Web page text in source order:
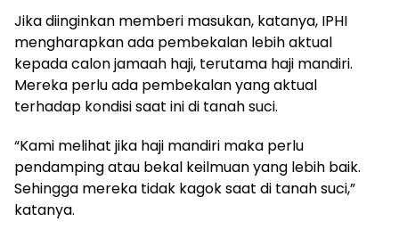
Jika diinginkan memberi masukan, katanya, IPHI
mengharapkan ada pembekalan lebih aktual
kepada calon jamaah haji, terutama haji mandiri.
Mereka perlu ada pembekalan yang aktual
terhadap kondisi saat ini di tanah suci.
“Kami melihat jika haji mandiri maka perlu
pendamping atau bekal keilmuan yang lebih baik.
Sehingga mereka tidak kagok saat di tanah suci,”
katanya.